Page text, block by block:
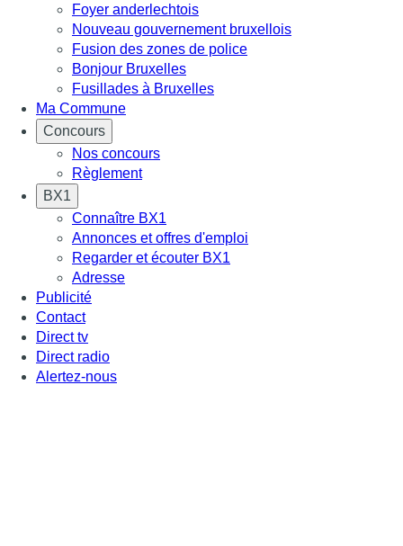
Foyer anderlechtois
Nouveau gouvernement bruxellois
Fusion des zones de police
Bonjour Bruxelles
Fusillades à Bruxelles
Ma Commune
Concours
Nos concours
Règlement
BX1
Connaître BX1
Annonces et offres d'emploi
Regarder et écouter BX1
Adresse
Publicité
Contact
Direct tv
Direct radio
Alertez-nous